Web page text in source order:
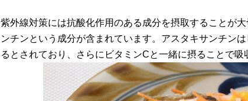
紫外線対策には抗酸化作用のある成分を摂取することが
ンチンという成分が含まれています。アスタキサンチン
るとされており、さらにビタミンCと一緒に摂ることで吸